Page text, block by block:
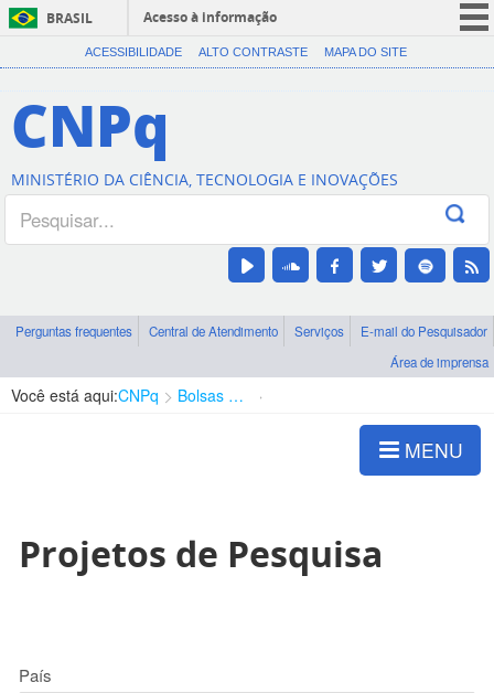
BRASIL
Acesso à informação
CORONAVÍRUS (COVID-19)
Canais
ACESSIBILIDADE ALTO CONTRASTE MAPA DO SITE
CNPq
MINISTÉRIO DA CIÊNCIA, TECNOLOGIA E INOVAÇÕES
Perguntas frequentes Central de Atendimento Serviços
E-mail do Pesquisador
Área de imprensa
Você está aqui:CNPq Bolsas e Auxílios Vigentes
MENU
Projetos de Pesquisa
País